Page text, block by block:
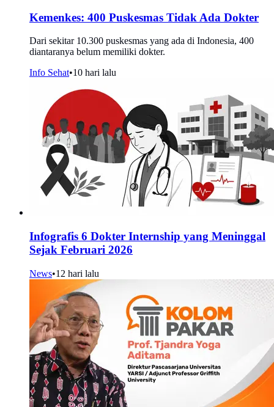
Kemenkes: 400 Puskesmas Tidak Ada Dokter
Dari sekitar 10.300 puskesmas yang ada di Indonesia, 400
diantaranya belum memiliki dokter.
Info Sehat•10 hari lalu
Infografis 6 Dokter Internship yang Meninggal
Sejak Februari 2026
News•12 hari lalu